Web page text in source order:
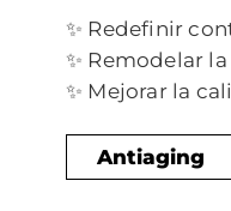
✨ Redefinir
✨ Remodelar
✨ Mejorar la
Antiaging